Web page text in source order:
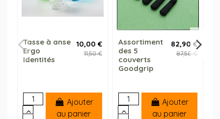
Tasse à anse
Ergo
Identités
10,00 €
11,50 €
Ajouter
au panier
Assortiment
des 5
couverts
Goodgrip
82,90 €
87,50 €
Ajouter
au panier